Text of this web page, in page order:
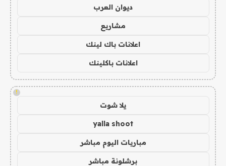
ديوان العرب
مشاريع
اعلانات باك لينك
اعلانات باكلينك
!
يلا شوت
yalla shoot
مباريات اليوم مباشر
برشلونة مباشر